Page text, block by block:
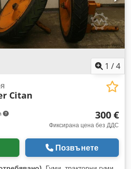
1 /4
Citan
300 €
Фиксирана цена без ДДС
Позвънете